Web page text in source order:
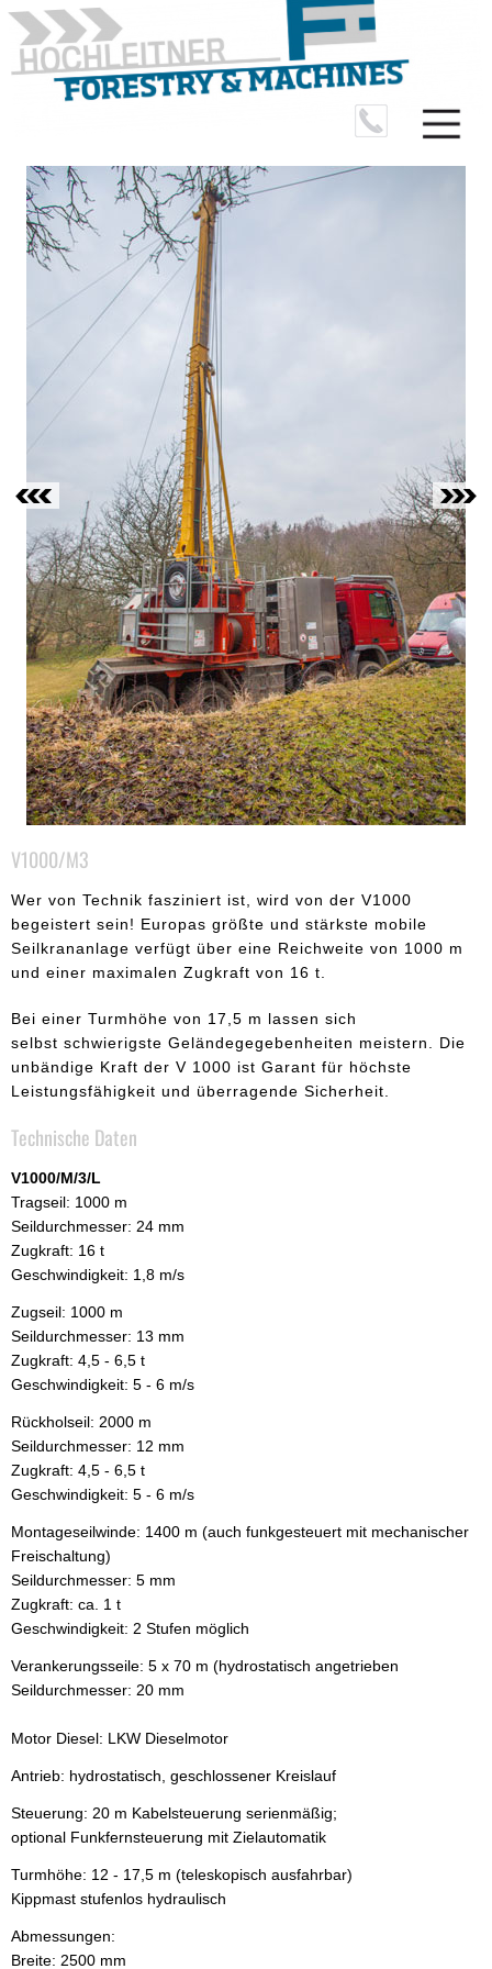
V1000/M3
Wer von Technik fasziniert ist, wird von der V1000
begeistert sein! Europas größte und stärkste mobile
Seilkrananlage verfügt über eine Reichweite von 1000 m
und einer maximalen Zugkraft von 16 t.
Bei einer Turmhöhe von 17,5 m lassen sich
selbst schwierigste Geländegegebenheiten meistern. Die
unbändige Kraft der V 1000 ist Garant für höchste
Leistungsfähigkeit und überragende Sicherheit.
Technische Daten
V1000/M/3/L
Tragseil: 1000 m
Seildurchmesser: 24 mm
Zugkraft: 16 t
Geschwindigkeit: 1,8 m/s
Zugseil: 1000 m
Seildurchmesser: 13 mm
Zugkraft: 4,5 - 6,5 t
Geschwindigkeit: 5 - 6 m/s
Rückholseil: 2000 m
Seildurchmesser: 12 mm
Zugkraft: 4,5 - 6,5 t
Geschwindigkeit: 5 - 6 m/s
Montageseilwinde: 1400 m (auch funkgesteuert mit mechanischer
Freischaltung)
Seildurchmesser: 5 mm
Zugkraft: ca. 1 t
Geschwindigkeit: 2 Stufen möglich
Verankerungsseile: 5 x 70 m (hydrostatisch angetrieben
Seildurchmesser: 20 mm
Motor Diesel: LKW Dieselmotor
Antrieb: hydrostatisch, geschlossener Kreislauf
Steuerung: 20 m Kabelsteuerung serienmäßig;
optional Funkfernsteuerung mit Zielautomatik
Turmhöhe: 12 - 17,5 m (teleskopisch ausfahrbar)
Kippmast stufenlos hydraulisch
Abmessungen:
Breite: 2500 mm